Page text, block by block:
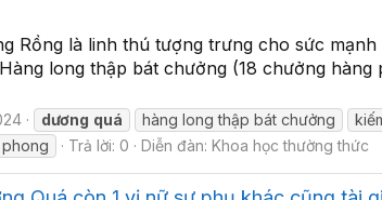
Rồng là linh thú tượng trưng cho sức
long thập bát chưởng (18 chưởng
dương quá hàng long thập bát chưởng
Trả lời: 0 Diễn đàn: Khoa học thường thức